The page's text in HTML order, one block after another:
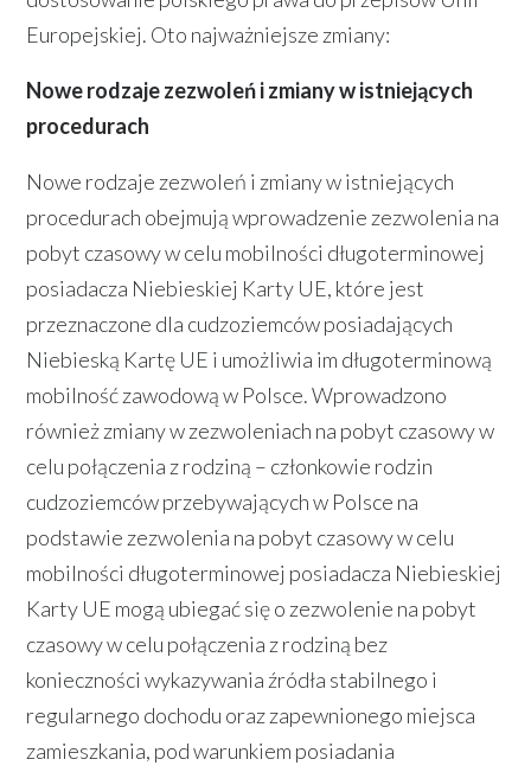
Europejskiej. Oto najważniejsze zmiany:
Nowe rodzaje zezwoleń i zmiany w istniejących
procedurach
Nowe rodzaje zezwoleń i zmiany w istniejących
procedurach obejmują wprowadzenie zezwolenia na
pobyt czasowy w celu mobilności długoterminowej
posiadacza Niebieskiej Karty UE, które jest
przeznaczone dla cudzoziemców posiadających
Niebieską Kartę UE i umożliwia im długoterminową
mobilność zawodową w Polsce. Wprowadzono
również zmiany w zezwoleniach na pobyt czasowy w
celu połączenia z rodziną – członkowie rodzin
cudzoziemców przebywających w Polsce na
podstawie zezwolenia na pobyt czasowy w celu
mobilności długoterminowej posiadacza Niebieskiej
Karty UE mogą ubiegać się o zezwolenie na pobyt
czasowy w celu połączenia z rodziną bez
konieczności wykazywania źródła stabilnego i
regularnego dochodu oraz zapewnionego miejsca
zamieszkania, pod warunkiem posiadania